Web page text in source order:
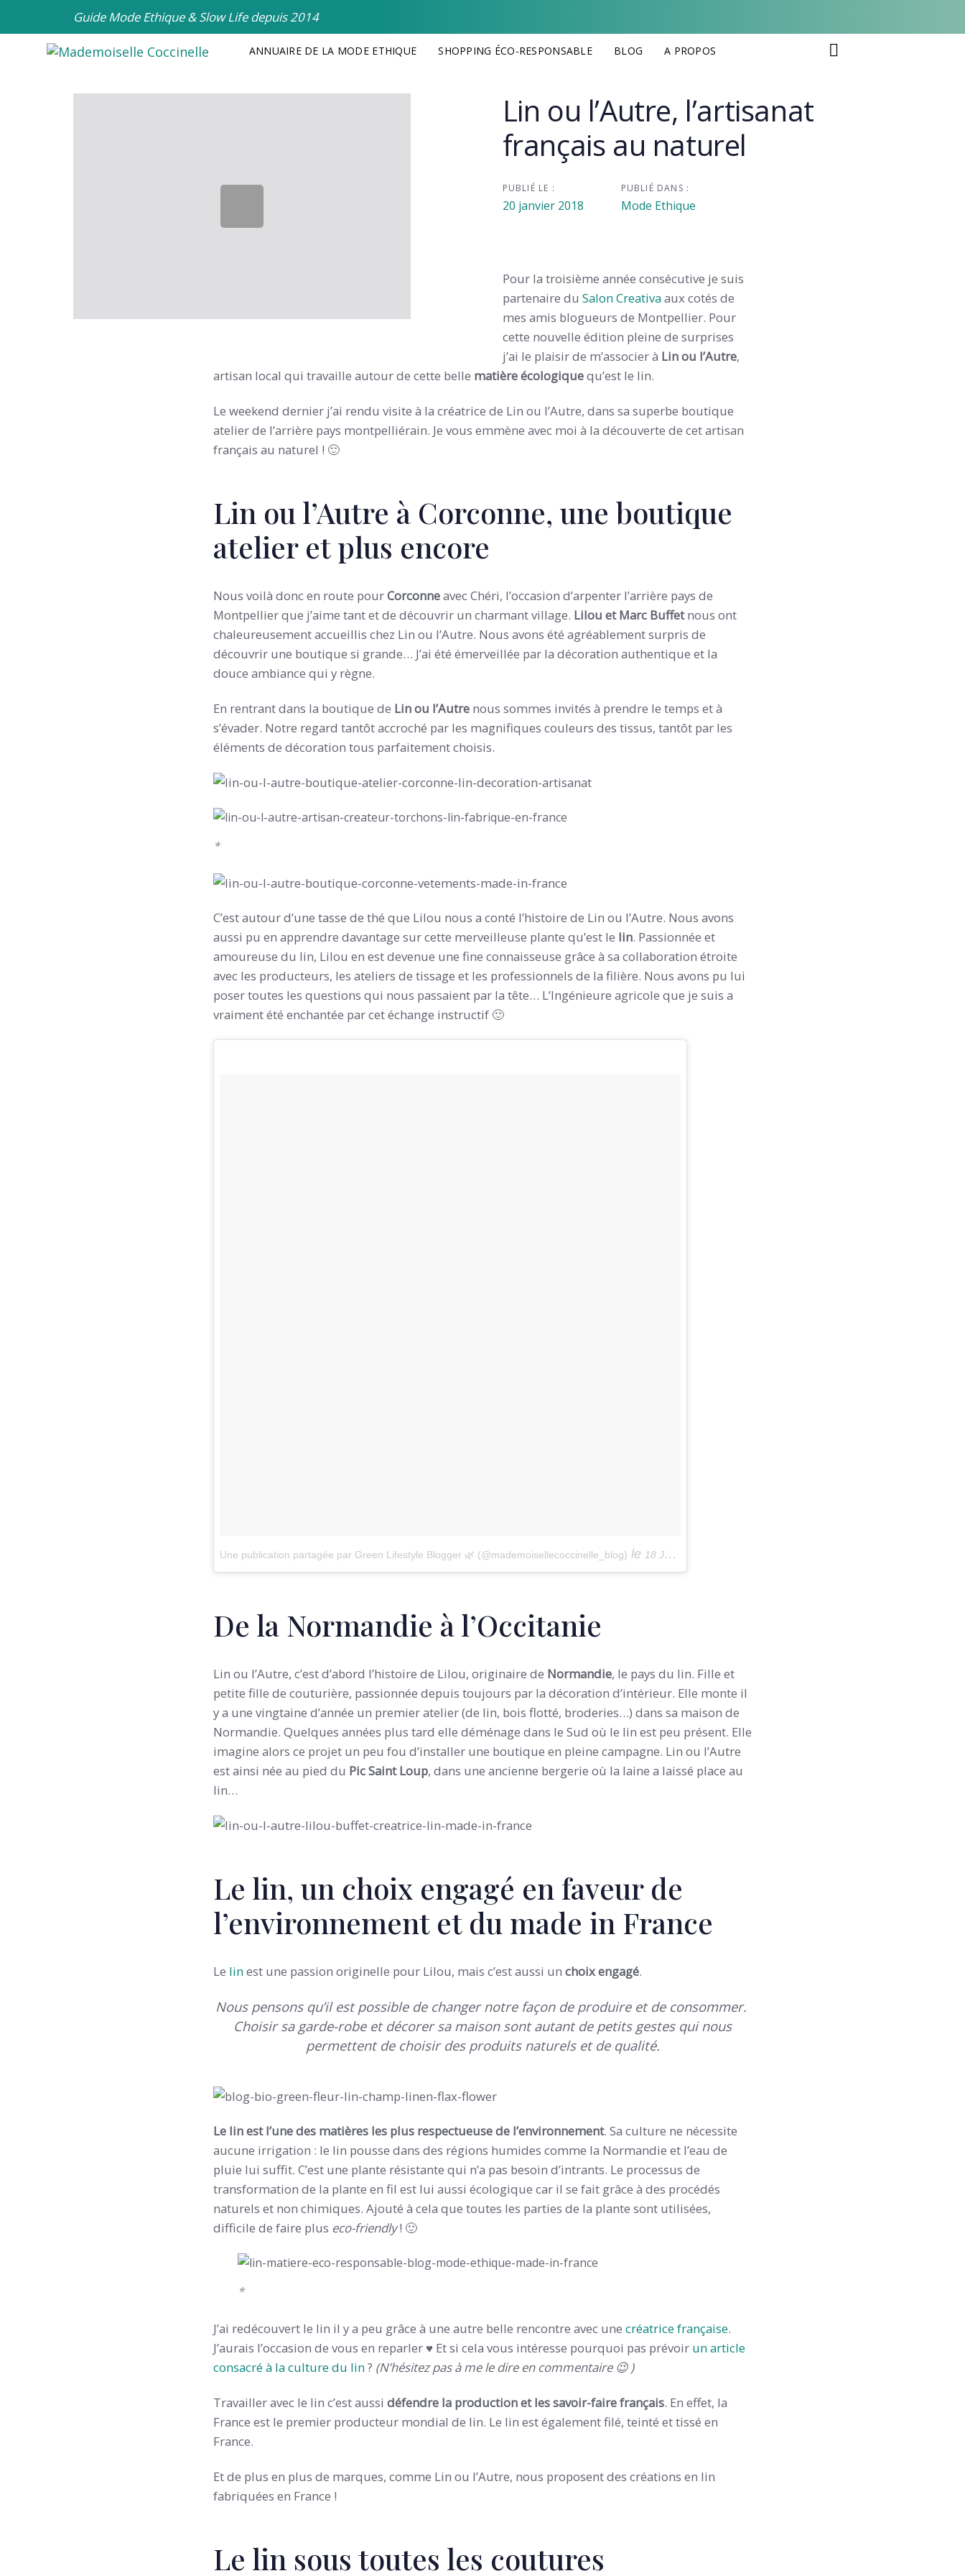
Guide Mode Ethique & Slow Life depuis 2014
ANNUAIRE DE LA MODE ETHIQUE SHOPPING ÉCO-RESPONSABLE BLOG A PROPOS
Lin ou l’Autre, l’artisanat
français au naturel
PUBLIÉ LE :
20 janvier 2018
PUBLIÉ DANS :
Mode Ethique
Pour la troisième année consécutive je suis
partenaire du Salon Creativaaux cotés de
mes amis blogueurs de Montpellier. Pour
cette nouvelle édition pleine de surprises
j’ai le plaisir de m’associer à Lin ou l’Autre,
artisan local qui travaille autour de cette belle matière écologiquequ’est le lin.
Le weekend dernier j’ai rendu visite à la créatrice de Lin ou l’Autre, dans sa superbe boutique
atelier de l’arrière pays montpelliérain. Je vous emmène avec moi à la découverte de cet artisan
français au naturel ! 🙂
Lin ou l’Autre à Corconne, une boutique
atelier et plus encore
Nous voilà donc en route pourCorconneavec Chéri, l’occasion d’arpenter l’arrière pays de
Montpellier que j’aime tant et de découvrir un charmant village. Lilou et Marc Buffetnous ont
chaleureusement accueillis chez Lin ou l’Autre. Nous avons été agréablement surpris de
découvrir une boutique si grande… J’ai été émerveillée par la décoration authentique et la
douce ambiance qui y règne.
En rentrant dans la boutique de Lin ou l’Autre nous sommes invités à prendre le temps et à
s’évader. Notre regard tantôt accroché par les magnifiques couleurs des tissus, tantôt par les
éléments de décoration tous parfaitement choisis.
*
C’est autour d’une tasse de thé que Lilou nous a conté l’histoire de Lin ou l’Autre. Nous avons
aussi pu en apprendre davantage sur cette merveilleuse plante qu’est le lin. Passionnée et
amoureuse du lin, Lilou en est devenue une fine connaisseuse grâce à sa collaboration étroite
avec les producteurs, les ateliers de tissage et les professionnels de la filière. Nous avons pu lui
poser toutes les questions qui nous passaient par la tête… L’Ingénieure agricole que je suis a
vraiment été enchantée par cet échange instructif 🙂
Une publication partagée par Green Lifestyle Blogger 🌿 (@mademoisellecoccinelle_blog) le 18 Janv. 2018 à 11 :50 PST
De la Normandie à l’Occitanie
Lin ou l’Autre, c’est d’abord l’histoire de Lilou, originaire de Normandie, le pays du lin. Fille et
petite fille de couturière, passionnée depuis toujours par la décoration d’intérieur. Elle monte il
y a une vingtaine d’année un premier atelier (de lin, bois flotté, broderies…) dans sa maison de
Normandie. Quelques années plus tard elle déménage dans le Sud où le lin est peu présent. Elle
imagine alors ce projet un peu fou d’installer une boutique en pleine campagne. Lin ou l’Autre
est ainsi née au pied du Pic Saint Loup, dans une ancienne bergerie où la laine a laissé place au
lin…
Le lin, un choix engagé en faveur de
l’environnement et du made in France
Le linest une passion originelle pour Lilou, mais c’est aussi un choix engagé.
Nous pensons qu’il est possible de changer notre façon de produire et de consommer.
Choisir sa garde-robe et décorer sa maison sont autant de petits gestes qui nous
permettent de choisir des produits naturels et de qualité.
Le lin est l’une des matières les plus respectueuse de l’environnement. Sa culture ne nécessite
aucune irrigation : le lin pousse dans des régions humides comme la Normandie et l’eau de
pluie lui suffit. C’est une plante résistante qui n’a pas besoin d’intrants. Le processus de
transformation de la plante en fil est lui aussi écologique car il se fait grâce à des procédés
naturels et non chimiques. Ajouté à cela que toutes les parties de la plante sont utilisées,
difficile de faire plus eco-friendly! 🙂
*
J’ai redécouvert le lin il y a peu grâce à une autre belle rencontre avec une créatrice française.
J’aurais l’occasion de vous en reparler ♥ Et si cela vous intéresse pourquoi pas prévoir un article
consacré à la culture du lin? (N’hésitez pas à me le dire en commentaire 😉 )
Travailler avec le lin c’est aussi défendre la production et les savoir-faire français. En effet, la
France est le premier producteur mondial de lin. Le lin est également filé, teinté et tissé en
France.
Et de plus en plus de marques, comme Lin ou l’Autre, nous proposent des créations en lin
fabriquées en France !
Le lin sous toutes les coutures